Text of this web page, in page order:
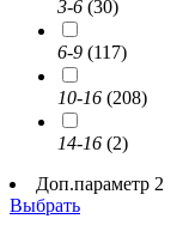
3-6 (30)
6-9 (117)
10-16 (208)
14-16 (2)
Доп.параметр 2
Выбрать